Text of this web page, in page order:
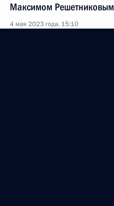
Максимом Решетниковым
4 мая 2023 года, 15:10